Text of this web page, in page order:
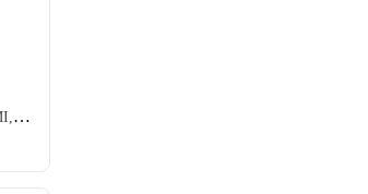
AV-receiver, Ethernet, HDMI, 3.5 mm-indgang, Hovedtelefonudgang, Apple AirPlay, Bluetooth